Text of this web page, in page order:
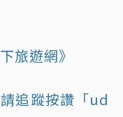
旅遊網》
追蹤按讚「ud